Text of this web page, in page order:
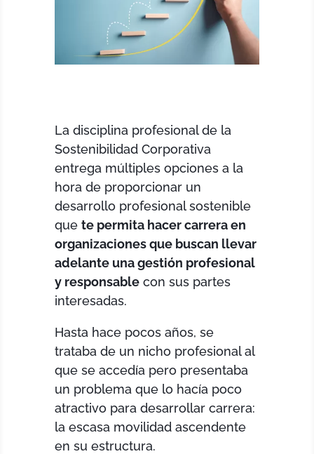
La disciplina profesional de la
Sostenibilidad Corporativa
entrega múltiples opciones a la
hora de proporcionar un
desarrollo profesional sostenible
quete permita hacer carrera en
organizaciones que buscan llevar
adelante una gestión profesional
y responsable con sus partes
interesadas.
Hasta hace pocos años, se
trataba de un nicho profesional al
que se accedía pero presentaba
un problema que lo hacía poco
atractivo para desarrollar carrera:
la escasa movilidad ascendente
en su estructura.